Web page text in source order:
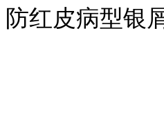
防红皮病型银